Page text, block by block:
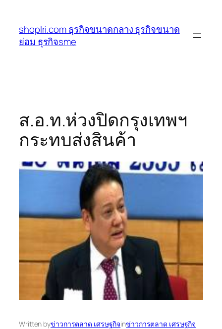
เนื้อหา
shoplri.com ธุรกิจขนาดกลาง ธุรกิจขนาด
ย่อม ธุรกิจsme
ส.อ.ท.ห่วงปิดกรุงเทพฯ
กระทบส่งสินค้า
Written byข่าวการตลาด เศรษฐกิจinข่าวการตลาด เศรษฐกิจ